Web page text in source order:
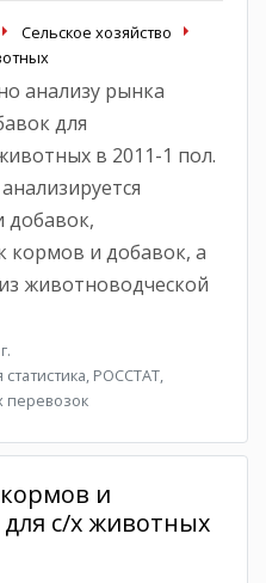
Сельское хозяйство
анализу рынка
для
в 2011-1 пол.
добавок,
и добавок, а
животноводческой
РОССТАТ,
перевозок
и
с/х животных